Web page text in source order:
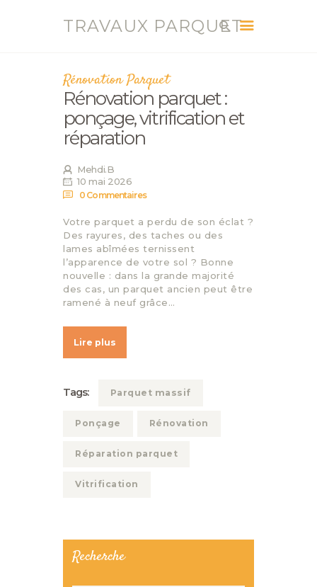
TRAVAUX PARQUET
ACCUEIL
SERVICES
CONTACT
BLOG
Rénovation Parquet
Rénovation parquet :
ponçage, vitrification et
réparation
Mehdi.B
10 mai 2026
0 Commentaires
Votre parquet a perdu de son éclat ?
Des rayures, des taches ou des
lames abîmées ternissent
l’apparence de votre sol ? Bonne
nouvelle : dans la grande majorité
des cas, un parquet ancien peut être
ramené à neuf grâce…
Lire plus
Tags: Parquet massif
Ponçage Rénovation
Réparation parquet
Vitrification
Recherche